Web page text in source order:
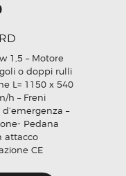
1,5 – Motore
o doppi rulli
L= 1150 x 540
h – Freni
–
Pedana
attacco
CE